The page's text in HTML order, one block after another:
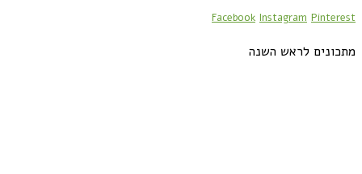
Facebook Instagram Pinterest
מתכונים לראש השנה